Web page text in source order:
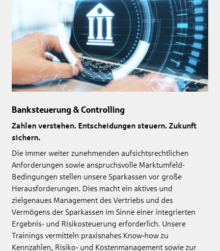
Banksteuerung & Controlling
Zahlen verstehen. Entscheidungen steuern. Zukunft
sichern.
Die immer weiter zunehmenden aufsichtsrechtlichen
Anforderungen sowie anspruchsvolle Marktumfeld-
Bedingungen stellen unsere Sparkassen vor große
Herausforderungen. Dies macht ein aktives und
zielgenaues Management des Vertriebs und des
Vermögens der Sparkassen im Sinne einer integrierten
Ergebnis- und Risikosteuerung erforderlich. Unsere
Trainings vermitteln praxisnahes Know‑how zu
Kennzahlen, Risiko‑ und Kostenmanagement sowie zur